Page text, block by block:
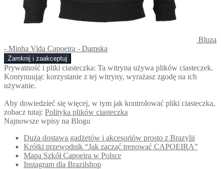
Bluza
- Minha Vida Capoeira - Damska
Prywatność i pliki ciasteczka: Ta witryna używa plików ciasteczek.
Kontynuując korzystanie z tej witryny, wyrażasz zgodę na ich
używanie.
Aby dowiedzieć się więcej, w tym jak kontrolować pliki ciasteczka,
zobacz tutaj: Polityka plików ciasteczka
Najnowsze wpisy na Blogu
Duża dostawa gadżetów i akcesoriów prosto z Brazylii
Krótki przewodnik “Jak zacząć trenować CAPOEIRA”
Mapa Szkół Capoeira w Polsce
Instagram dla Brazilshop